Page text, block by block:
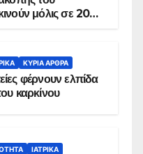
μόλις σε 20
ΚΥΡΙΑ ΑΡΘΡΑ
φέρνουν ελπίδα
καρκίνου
ΙΑΤΡΙΚΆ